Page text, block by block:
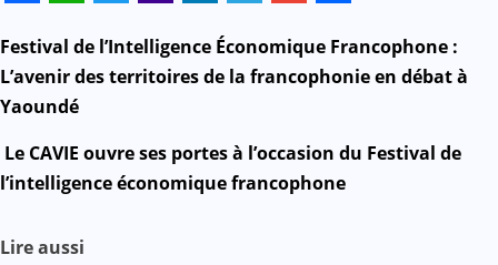
Mail
N
a
v
i
g
Festival de l’Intelligence Économique Francophone :
L’avenir des territoires de la francophonie en débat à
Yaoundé
Le CAVIE ouvre ses portes à l’occasion du Festival de
l’intelligence économique francophone
Lire aussi